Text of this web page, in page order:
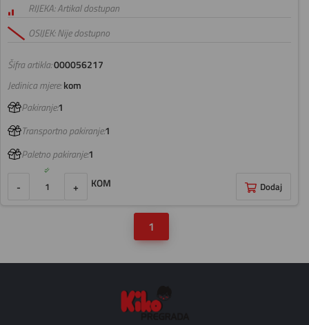
Šifra artikla:000056217
RIJEKA: Artikal dostupan
OSIJEK: Nije dostupno
Jedinica mjere:kom
Pakiranje:1
Transportno pakiranje:1
Paletno pakiranje:1
- + KOM Dodaj
1